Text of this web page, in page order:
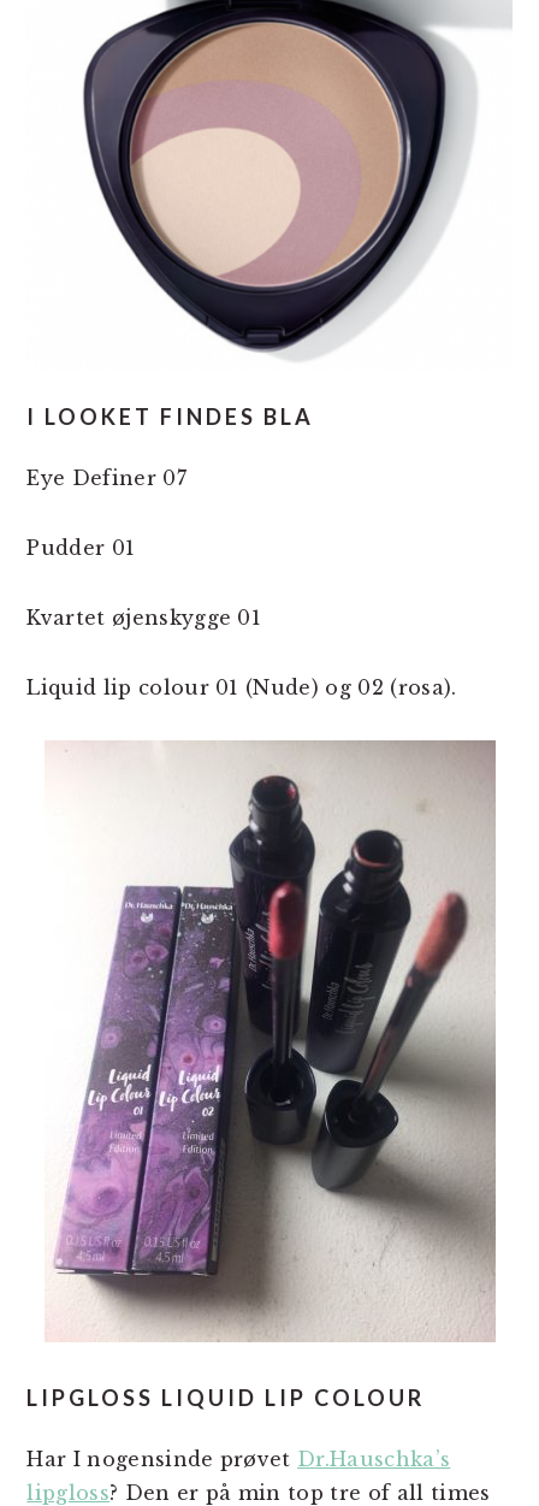
I LOOKET FINDES BLA
Eye Definer 07
Pudder 01
Kvartet øjenskygge 01
Liquid lip colour 01 (Nude) og 02 (rosa).
LIPGLOSS LIQUID LIP COLOUR
Har I nogensinde prøvet Dr.Hauschka’s
lipgloss? Den er på min top tre of all times